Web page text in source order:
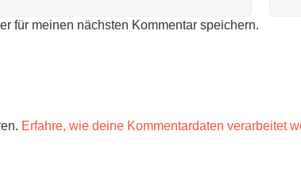
für meinen nächsten Kommentar speichern.
Erfahre, wie deine Kommentardaten verarbeitet